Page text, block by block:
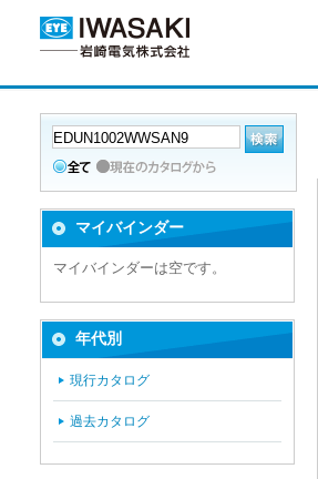
マイバインダー
マイバインダーは空です。
年代別
現行カタログ
過去カタログ